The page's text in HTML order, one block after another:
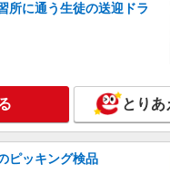
気機種に詳しくなれる携帯販
代支給 ★交通費別途支給（規
・。○。・゜+゜・。○。・゜+
(規定有) お友達を紹介頂くと, インセンテ
(規定有) ★月2回払い・週払い可能（規程
★ ゜・。○。・゜+゜・。○。
沖縄県那覇市の家電量販店
詳細
所に通う生徒の送迎ドラ
とり
ピッキング検品